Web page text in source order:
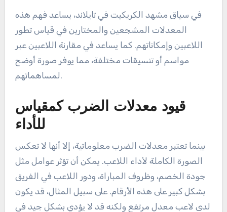
في سياق مشهد الكريكيت في تايلاند، يساعد فهم هذه
المعدلات المشجعين والمختارين في قياس تطور
اللاعبين وإمكاناتهم. كما يساعد في مقارنة اللاعبين عبر
مواسم أو تنسيقات مختلفة، مما يوفر صورة أوضح
لمساهماتهم.
قيود معدلات الضرب كمقياس
للأداء
بينما تعتبر معدلات الضرب معلوماتية، إلا أنها لا تعكس
الصورة الكاملة لأداء اللاعب. يمكن أن تؤثر عوامل مثل
جودة الخصم، وظروف المباراة، ودور اللاعب في الفريق
بشكل كبير على هذه الأرقام. على سبيل المثال، قد يكون
لدى لاعب معدل مرتفع ولكنه قد لا يؤدي بشكل جيد في